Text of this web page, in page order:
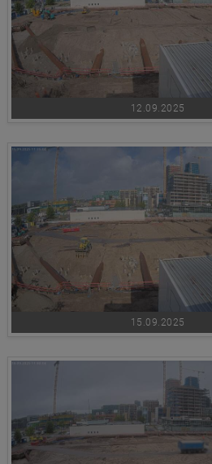
12.09.2025
15.09.2025